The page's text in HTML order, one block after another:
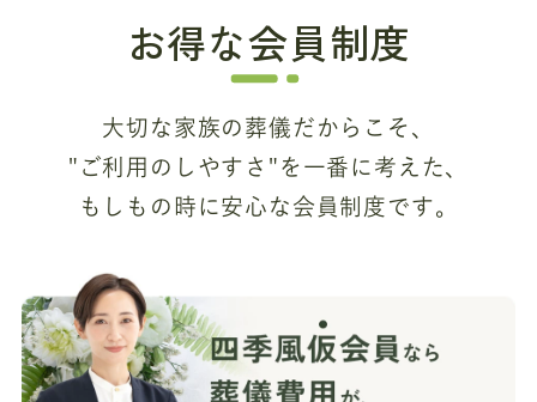
お得な会員制度
大切な家族の葬儀だからこそ、
"ご利用のしやすさ"を一番に考えた、
もしもの時に安心な会員制度です。